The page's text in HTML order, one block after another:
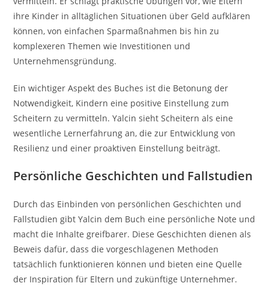
ihre Kinder in alltäglichen Situationen über Geld aufklären
können, von einfachen Sparmaßnahmen bis hin zu
komplexeren Themen wie Investitionen und
Unternehmensgründung.
Ein wichtiger Aspekt des Buches ist die Betonung der
Notwendigkeit, Kindern eine positive Einstellung zum
Scheitern zu vermitteln. Yalcin sieht Scheitern als eine
wesentliche Lernerfahrung an, die zur Entwicklung von
Resilienz und einer proaktiven Einstellung beiträgt.
Persönliche Geschichten und Fallstudien
Durch das Einbinden von persönlichen Geschichten und
Fallstudien gibt Yalcin dem Buch eine persönliche Note und
macht die Inhalte greifbarer. Diese Geschichten dienen als
Beweis dafür, dass die vorgeschlagenen Methoden
tatsächlich funktionieren können und bieten eine Quelle
der Inspiration für Eltern und zukünftige Unternehmer.